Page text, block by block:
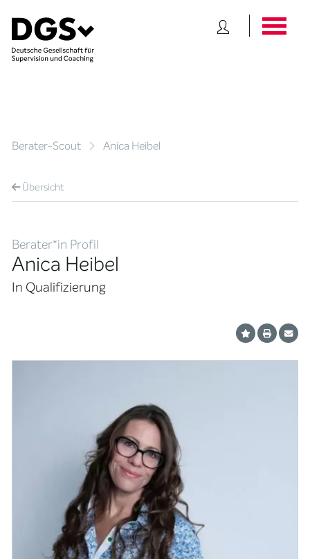
Berater-Scout Anica Heibel
Übersicht
Berater*in Profil
Anica Heibel
In Qualifizierung